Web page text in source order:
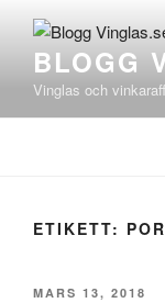
innehållBLOGG
Vinglas och
ETIKETT:
PUBLICERAT
MARS 13, 2018